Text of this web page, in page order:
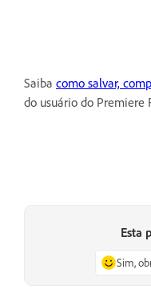
Saiba como salvar,
do usuário do Premiere
Esta
Sim,